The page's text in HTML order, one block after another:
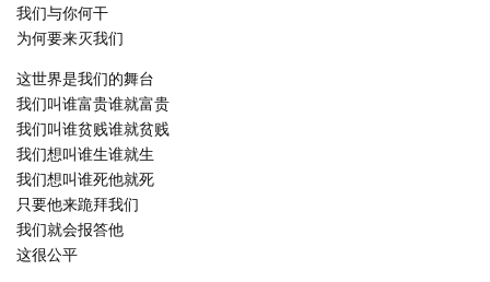
我们与你何干
为何要来灭我们
这世界是我们的舞台
我们叫谁富贵谁就富贵
我们叫谁贫贱谁就贫贱
我们想叫谁生谁就生
我们想叫谁死他就死
只要他来跪拜我们
我们就会报答他
这很公平